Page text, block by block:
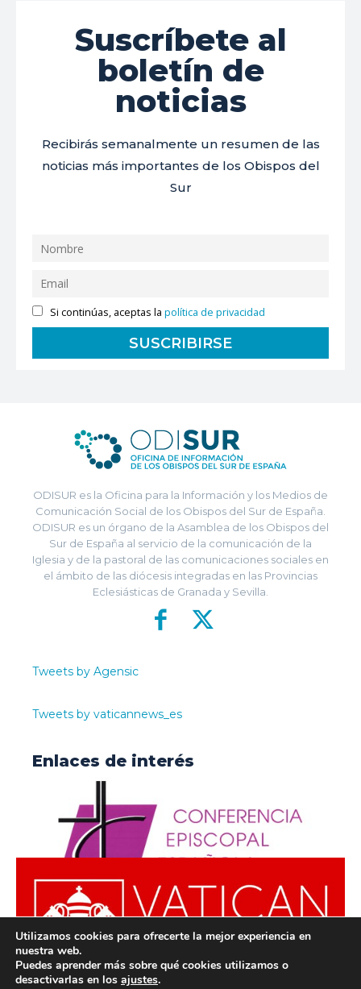
Suscríbete al
boletín de
noticias
Recibirás semanalmente un resumen de las
noticias más importantes de los Obispos del
Sur
Si continúas, aceptas lapolítica de privacidad
ODISUR es la Oficina para la Información y los Medios de
Comunicación Social de los Obispos del Sur de España.
ODISUR es un órgano de la Asamblea de los Obispos del
Sur de España al servicio de la comunicación de la
Iglesia y de la pastoral de las comunicaciones sociales en
el ámbito de las diócesis integradas en las Provincias
Eclesiásticas de Granada y Sevilla.
Tweets by Agensic
Tweets by vaticannews_es
Enlaces de interés
Utilizamos cookies para ofrecerte la mejor experiencia en
nuestra web.
Puedes aprender más sobre qué cookies utilizamos o
desactivarlas en los ajustes.